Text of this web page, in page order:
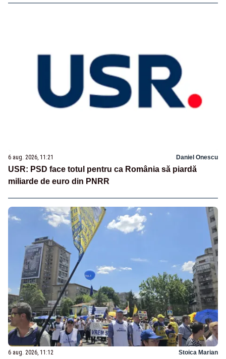
6 aug. 2026, 11:21 Daniel Onescu
USR: PSD face totul pentru ca România să piardă
miliarde de euro din PNRR
6 aug. 2026, 11:12 Stoica Marian